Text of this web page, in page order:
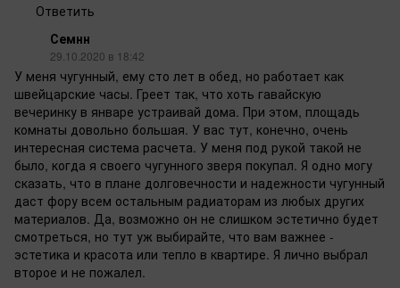
Ответить
Семнн
29.10.2020 в 18:42
У меня чугунный, ему сто лет в обед, но работает как
швейцарские часы. Греет так, что хоть гавайскую
вечеринку в январе устраивай дома. При этом, площадь
комнаты довольно большая. У вас тут, конечно, очень
интересная система расчета. У меня под рукой такой не
было, когда я своего чугунного зверя покупал. Я одно могу
сказать, что в плане долговечности и надежности чугунный
даст фору всем остальным радиаторам из любых других
материалов. Да, возможно он не слишком эстетично будет
смотреться, но тут уж выбирайте, что вам важнее -
эстетика и красота или тепло в квартире. Я лично выбрал
второе и не пожалел.